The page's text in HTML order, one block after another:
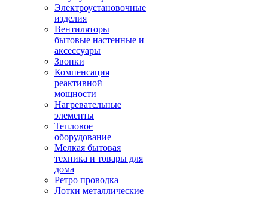
Электроустановочные
изделия
Вентиляторы
бытовые настенные и
аксессуары
Звонки
Компенсация
реактивной
мощности
Нагревательные
элементы
Тепловое
оборудование
Мелкая бытовая
техника и товары для
дома
Ретро проводка
Лотки металлические